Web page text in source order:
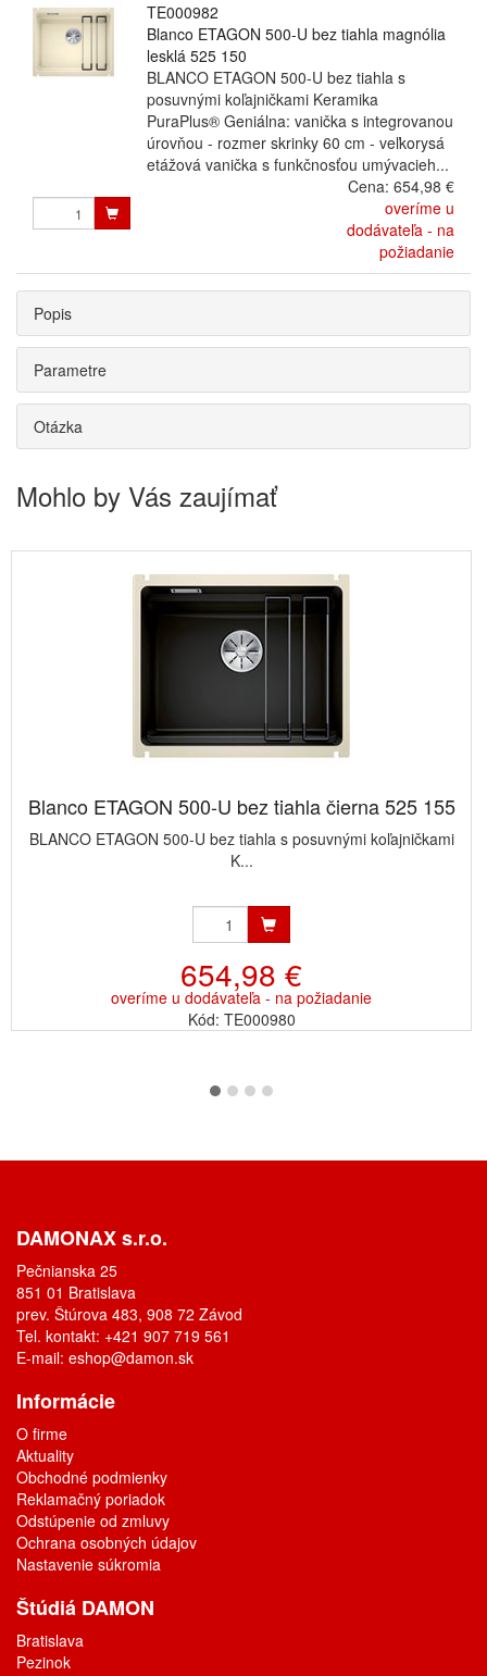
TE000982
Blanco ETAGON 500-U bez tiahla magnólia
lesklá 525 150
BLANCO ETAGON 500-U bez tiahla s
posuvnými koľajničkami Keramika
PuraPlus® Geniálna: vanička s integrovanou
úrovňou - rozmer skrinky 60 cm - veľkorysá
etážová vanička s funkčnosťou umývacieh...
Cena: 654,98 €
overíme u
dodávateľa - na
požiadanie
Popis
Parametre
Otázka
Mohlo by Vás zaujímať
Blanco ETAGON 500-U bez tiahla čierna 525 155
BLANCO ETAGON 500-U bez tiahla s posuvnými koľajničkami
K...
654,98 €
overíme u dodávateľa - na požiadanie
Kód: TE000980
DAMONAX s.r.o.
Pečnianska 25
851 01 Bratislava
prev. Štúrova 483, 908 72 Závod
Tel. kontakt: +421 907 719 561
E-mail: eshop@damon.sk
Informácie
O firme
Aktuality
Obchodné podmienky
Reklamačný poriadok
Odstúpenie od zmluvy
Ochrana osobných údajov
Nastavenie súkromia
Štúdiá DAMON
Bratislava
Pezinok